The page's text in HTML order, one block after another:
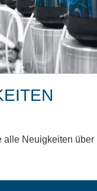
alle Neuigkeiten über